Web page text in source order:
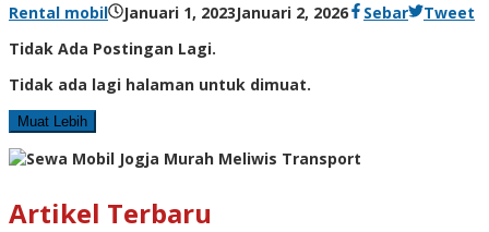
Rental mobil
Januari 1, 2023Januari 2, 2026 Sebar
Tweet
Tidak Ada Postingan Lagi.
Tidak ada lagi halaman untuk dimuat.
Muat Lebih
Artikel Terbaru